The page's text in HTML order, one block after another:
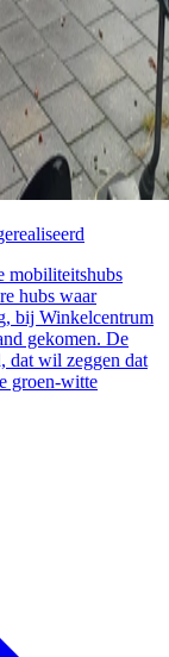
mobiliteitshubs
hubs waar
bij Winkelcentrum
gekomen. De
dat wil zeggen dat
groen-witte